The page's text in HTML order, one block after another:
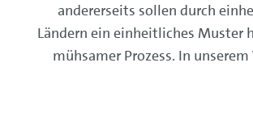
andererseits sollen durch
Ländern ein einheitliches Muster
mühsamer Prozess. In unserem